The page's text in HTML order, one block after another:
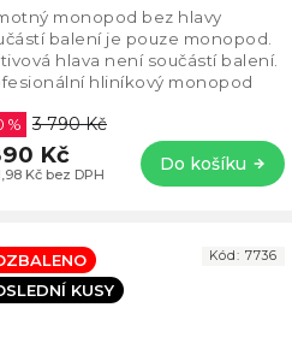
Kč bez DPH
% 3 790 Kč
Kč Do košíku
monopod bez hlavy
balení je pouze monopod.
hlava není součástí balení.
hliníkový monopod
KUSY
Kód: 7736